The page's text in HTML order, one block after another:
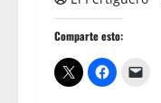
Comparte esto: